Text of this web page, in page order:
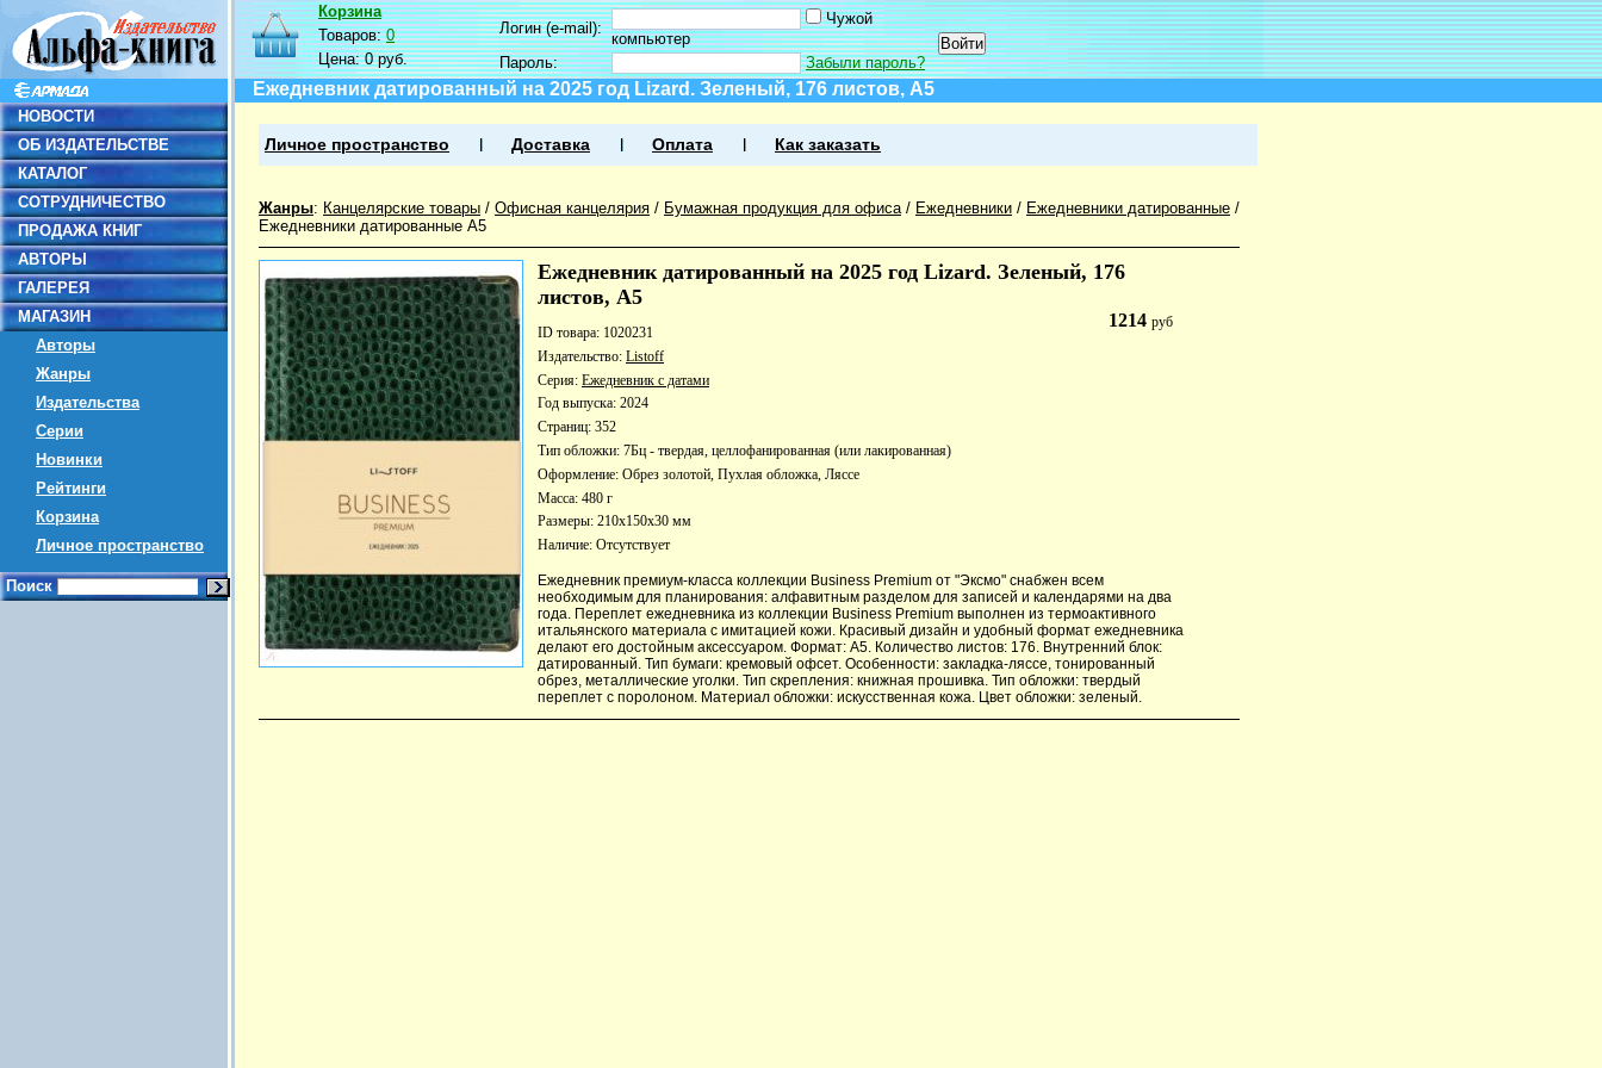
НОВОСТИ
ОБ ИЗДАТЕЛЬСТВЕ
КАТАЛОГ
СОТРУДНИЧЕСТВО
ПРОДАЖА КНИГ
АВТОРЫ
ГАЛЕРЕЯ
МАГАЗИН
Авторы
Жанры
Издательства
Серии
Новинки
Рейтинги
Корзина
Личное пространство
Поиск
Корзина
Товаров:0
Цена:0 руб.
Логин (e-mail):
Чужой
компьютер
Пароль:
Забыли пароль?
Ежедневник датированный на 2025 год Lizard. Зеленый, 176 листов, А5
Личное пространство Доставка Оплата Как заказать
Жанры: Канцелярские товары / Офисная канцелярия / Бумажная продукция для офиса/ Ежедневники / Ежедневники датированные /
Ежедневники датированные А5
Ежедневник датированный на 2025 год Lizard. Зеленый, 176
листов, А5
1214руб
ID товара: 1020231
Издательство: Listoff
Серия: Ежедневник с датами
Год выпуска: 2024
Страниц: 352
Тип обложки: 7Бц - твердая, целлофанированная (или лакированная)
Оформление: Обрез золотой, Пухлая обложка, Ляссе
Масса: 480 г
Размеры: 210x150x30 мм
Наличие: Отсутствует
Ежедневник премиум-класса коллекции Business Premium от "Эксмо" снабжен всем
необходимым для планирования: алфавитным разделом для записей и календарями на два
года. Переплет ежедневника из коллекции Business Premium выполнен из термоактивного
итальянского материала с имитацией кожи. Красивый дизайн и удобный формат ежедневника
делают его достойным аксессуаром. Формат: А5. Количество листов: 176. Внутренний блок:
датированный. Тип бумаги: кремовый офсет. Особенности: закладка-ляссе, тонированный
обрез, металлические уголки. Тип скрепления: книжная прошивка. Тип обложки: твердый
переплет с поролоном. Материал обложки: искусственная кожа. Цвет обложки: зеленый.